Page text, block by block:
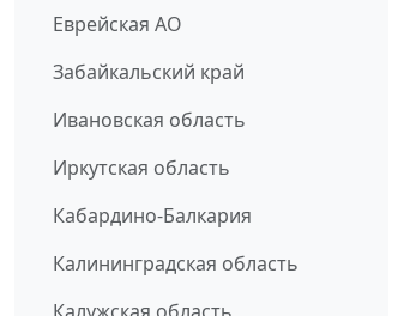
Еврейская АО
Забайкальский край
Ивановская область
Иркутская область
Кабардино-Балкария
Калининградская область